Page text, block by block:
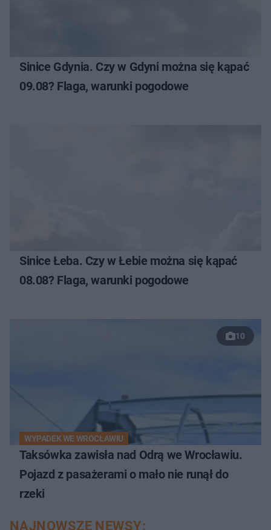
Sinice Gdynia. Czy w Gdyni można się kąpać
09.08? Flaga, warunki pogodowe
Sinice Łeba. Czy w Łebie można się kąpać
08.08? Flaga, warunki pogodowe
10
WYPADEK WE WROCŁAWIU
Taksówka zawisła nad Odrą we Wrocławiu.
Pojazd z pasażerami o mało nie runął do
rzeki
NAJNOWSZE NEWSY: